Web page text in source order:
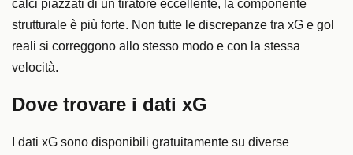
calci piazzati di un tiratore eccellente, la componente
strutturale è più forte. Non tutte le discrepanze tra xG e gol
reali si correggono allo stesso modo e con la stessa
velocità.
Dove trovare i dati xG
I dati xG sono disponibili gratuitamente su diverse